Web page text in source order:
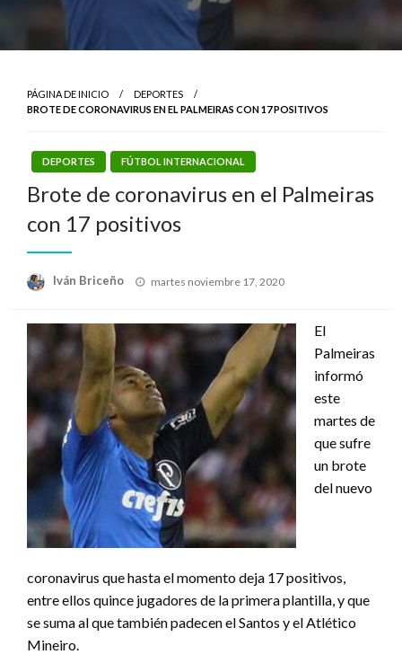
PÁGINA DE INICIO
DEPORTES
BROTE DE CORONAVIRUS EN EL PALMEIRAS CON 17 POSITIVOS
DEPORTES FÚTBOL INTERNACIONAL
Brote de coronavirus en el Palmeiras
con 17 positivos
Iván Briceño
Publicado
martes noviembre 17, 2020
El
Palmeiras
informó
este
martes de
que sufre
un brote
del nuevo
coronavirus que hasta el momento deja 17 positivos,
entre ellos quince jugadores de la primera plantilla, y que
se suma al que también padecen el Santos y el Atlético
Mineiro.